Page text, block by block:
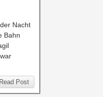
Nacht
Bahn
Read Post